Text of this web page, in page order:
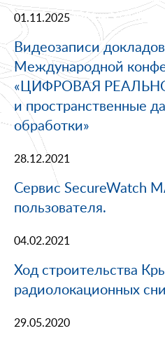
01.11.2025
Видеозаписи
Международной
«ЦИФРОВАЯ
и пространственные
обработки»
28.12.2021
Сервис SecureWatch
пользователя.
04.02.2021
Ход строительства
радиолокационных
29.05.2020